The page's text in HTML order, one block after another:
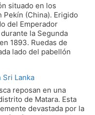
situado en los
Pekín (China). Erigido
del Emperador
la Segunda
1893. Ruedas de
lado del pabellón
Sri Lanka
reposan en una
de Matara. Esta
devastada por la